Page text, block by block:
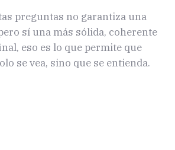
preguntas no garantiza una
sí una más sólida, coherente
eso es lo que permite que
se vea, sino que se entienda.